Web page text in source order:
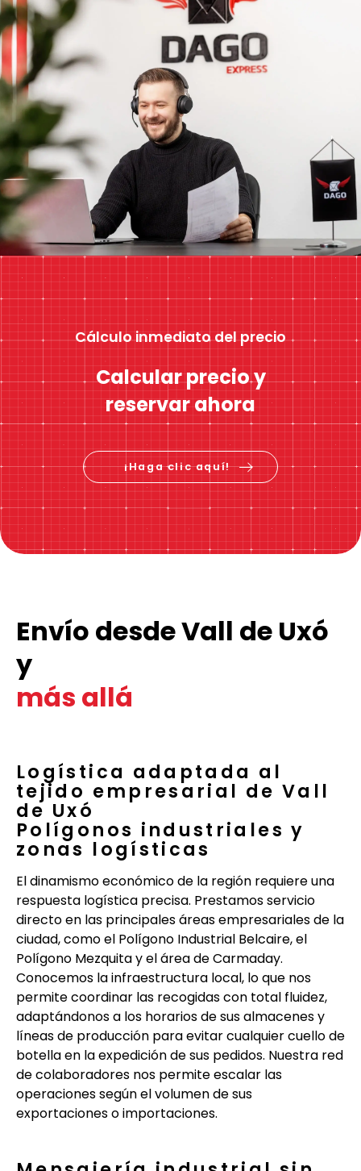
Cálculo inmediato del precio
Calcular precio y
reservar ahora
¡Haga clic aquí!
Envío desde Vall de Uxó
y
más allá
Logística adaptada al
tejido empresarial de Vall
de Uxó
Polígonos industriales y
zonas logísticas
El dinamismo económico de la región requiere una
respuesta logística precisa. Prestamos servicio
directo en las principales áreas empresariales de la
ciudad, como el Polígono Industrial Belcaire, el
Polígono Mezquita y el área de Carmaday.
Conocemos la infraestructura local, lo que nos
permite coordinar las recogidas con total fluidez,
adaptándonos a los horarios de sus almacenes y
líneas de producción para evitar cualquier cuello de
botella en la expedición de sus pedidos. Nuestra red
de colaboradores nos permite escalar las
operaciones según el volumen de sus
exportaciones o importaciones.